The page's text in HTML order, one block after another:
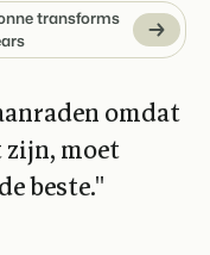
transforms
omdat
zijn, moet
beste.''